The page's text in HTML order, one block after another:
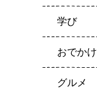
学び
おでかけ
グルメ